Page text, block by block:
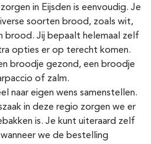
in Eijsden is eenvoudig. Je
soorten brood, zoals wit,
Jij bepaalt helemaal zelf
opties er op terecht komen.
broodje gezond, een broodje
of zalm.
naar eigen wens samenstellen.
in deze regio zorgen we er
is. Je kunt uiteraard zelf
we de bestelling